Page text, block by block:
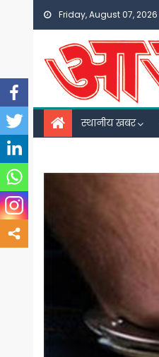
Skip
content
Friday, August 07, 2026
स्थानीय खबर